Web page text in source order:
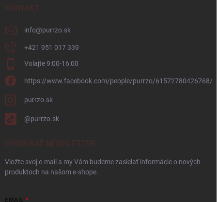
KONTAKT
info@purrzo.sk
‭+421 951 017 339‬
Volajte 9:00-16:00
https://www.facebook.com/people/purrzo/61572780426768/
purrzo.sk
@purrzo.sk
ODOBERAŤ NEWSLETTER
Vložte svoj e-mail a my Vám budeme zasielať informácie o nových
produktoch na našom e-shope.
EMAIL